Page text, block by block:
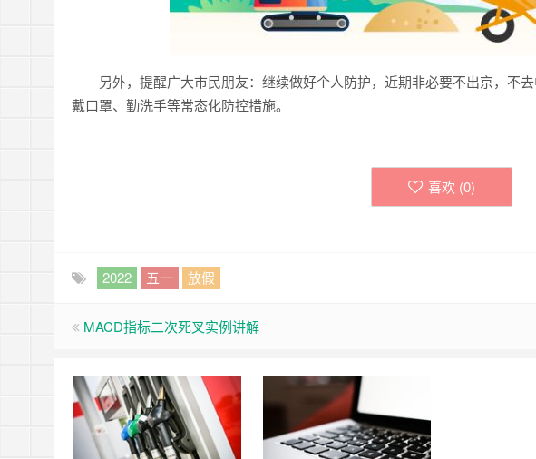
另外，提醒广大市民朋友：继续做好个人防护，近期非必要不出京，不
戴口罩、勤洗手等常态化防控措施。
喜欢 (0)
2022 五一 放假
MACD指标二次死叉实例讲解